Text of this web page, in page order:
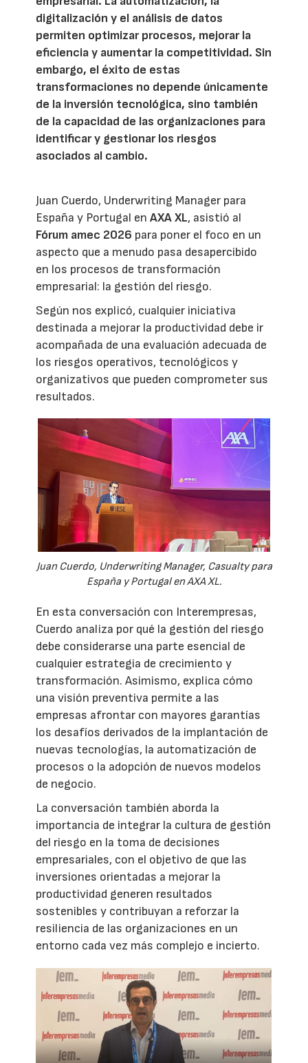
digitalización y el análisis de datos
permiten optimizar procesos, mejorar la
eficiencia y aumentar la competitividad. Sin
embargo, el éxito de estas
transformaciones no depende únicamente
de la inversión tecnológica, sino también
de la capacidad de las organizaciones para
identificar y gestionar los riesgos
asociados al cambio.
Juan Cuerdo, Underwriting Manager para
España y Portugal enAXA XL, asistió al
Fórum amec 2026 para poner el foco en un
aspecto que a menudo pasa desapercibido
en los procesos de transformación
empresarial: la gestión del riesgo.
Según nos explicó, cualquier iniciativa
destinada a mejorar la productividad debe ir
acompañada de una evaluación adecuada de
los riesgos operativos, tecnológicos y
organizativos que pueden comprometer sus
resultados.
Juan Cuerdo, Underwriting Manager, Casualty para
España y Portugal en AXA XL.
En esta conversación con Interempresas,
Cuerdo analiza por qué la gestión del riesgo
debe considerarse una parte esencial de
cualquier estrategia de crecimiento y
transformación. Asimismo, explica cómo
una visión preventiva permite a las
empresas afrontar con mayores garantías
los desafíos derivados de la implantación de
nuevas tecnologías, la automatización de
procesos o la adopción de nuevos modelos
de negocio.
La conversación también aborda la
importancia de integrar la cultura de gestión
del riesgo en la toma de decisiones
empresariales, con el objetivo de que las
inversiones orientadas a mejorar la
productividad generen resultados
sostenibles y contribuyan a reforzar la
resiliencia de las organizaciones en un
entorno cada vez más complejo e incierto.